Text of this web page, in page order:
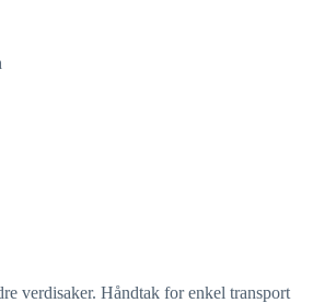
verdisaker. Håndtak for enkel transport